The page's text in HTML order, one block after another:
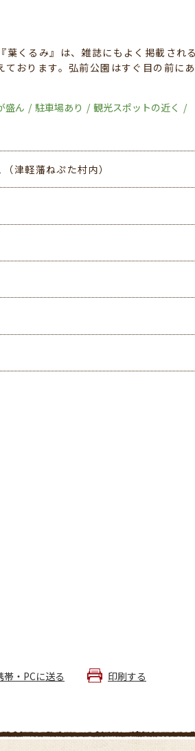
くるみ』は、雑誌にもよく掲載される
おります。弘前公園はすぐ目の前に
盛ん 駐車場あり
観光スポットの近く
津軽藩ねぷた村内）
帯・PCに送る 印刷する